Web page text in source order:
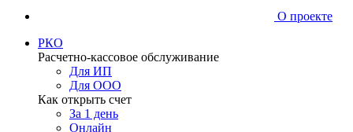
О проекте
РКО
Расчетно-кассовое обслуживание
Для ИП
Для ООО
Как открыть счет
За 1 день
Онлайн